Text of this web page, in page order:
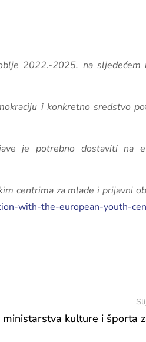
2022.-2025. na sljedećem
i konkretno sredstvo
je potrebno dostaviti na
centrima za mlade i prijavni
with-the-european-youth-